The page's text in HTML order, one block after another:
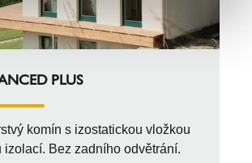
PLUS
komín s izostatickou vložkou
izolací. Bez zadního odvětrání.